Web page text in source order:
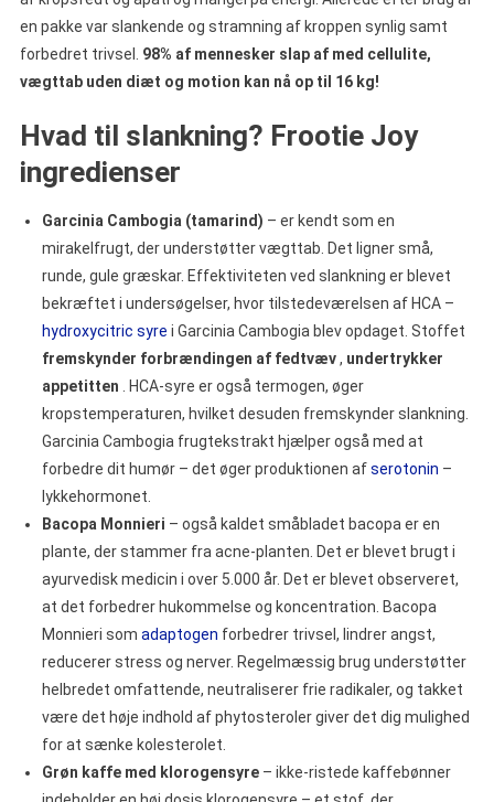
en pakke var slankende og stramning af kroppen synlig samt
forbedret trivsel. 98% af mennesker slap af med cellulite,
vægttab uden diæt og motion kan nå op til 16 kg!
Hvad til slankning? Frootie Joy
ingredienser
Garcinia Cambogia (tamarind) – er kendt som en
mirakelfrugt, der understøtter vægttab. Det ligner små,
runde, gule græskar. Effektiviteten ved slankning er blevet
bekræftet i undersøgelser, hvor tilstedeværelsen af HCA –
hydroxycitric syre i Garcinia Cambogia blev opdaget. Stoffet
fremskynder forbrændingen af fedtvæv, undertrykker
appetitten . HCA-syre er også termogen, øger
kropstemperaturen, hvilket desuden fremskynder slankning.
Garcinia Cambogia frugtekstrakt hjælper også med at
forbedre dit humør – det øger produktionen afserotonin –
lykkehormonet.
Bacopa Monnieri – også kaldet småbladet bacopa er en
plante, der stammer fra acne-planten. Det er blevet brugt i
ayurvedisk medicin i over 5.000 år. Det er blevet observeret,
at det forbedrer hukommelse og koncentration. Bacopa
Monnieri som adaptogen forbedrer trivsel, lindrer angst,
reducerer stress og nerver. Regelmæssig brug understøtter
helbredet omfattende, neutraliserer frie radikaler, og takket
være det høje indhold af phytosteroler giver det dig mulighed
for at sænke kolesterolet.
Grøn kaffe med klorogensyre– ikke-ristede kaffebønner